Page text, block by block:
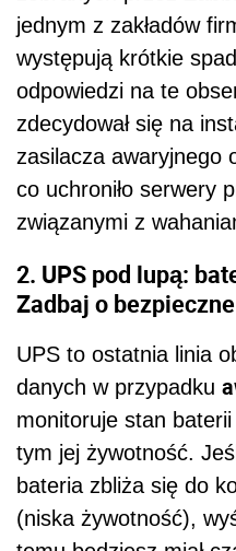
jednym z zakładów
występują krótkie
odpowiedzi na te
zdecydował się na
zasilacza awaryjnego
co uchroniło serwery
związanymi z
2. UPS pod lupą:
Zadbaj o
UPS to ostatnia linia
danych w przypadku
monitoruje stan
tym jej żywotność.
bateria zbliża się do
(niska żywotność),